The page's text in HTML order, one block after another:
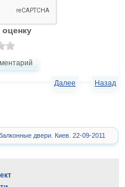
оценку
Назад
Далее
двери. Киев. 22-09-2011